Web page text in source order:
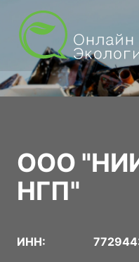
ООО
НГП"
ИНН: